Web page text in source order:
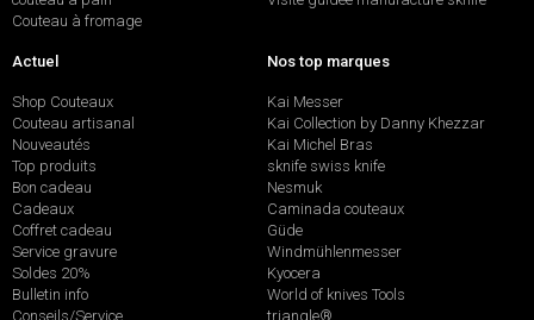
Couteau à fromage
Actuel
Shop Couteaux
Couteau artisanal
Nouveautés
Top produits
Bon cadeau
Cadeaux
Coffret cadeau
Service gravure
Soldes 20%
Bulletin info
Conseils/Service
Nos top marques
Kai Messer
Kai Collection by Danny Khezzar
Kai Michel Bras
sknife swiss knife
Nesmuk
Caminada couteaux
Güde
Windmühlenmesser
Kyocera
World of knives Tools
triangle®